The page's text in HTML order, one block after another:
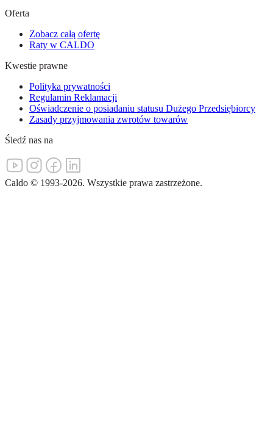
Oferta
Zobacz całą ofertę
Raty w CALDO
Kwestie prawne
Polityka prywatności
Regulamin Reklamacji
Oświadczenie o posiadaniu statusu Dużego Przedsiębiorcy
Zasady przyjmowania zwrotów towarów
Śledź nas na
Caldo © 1993-2026. Wszystkie prawa zastrzeżone.